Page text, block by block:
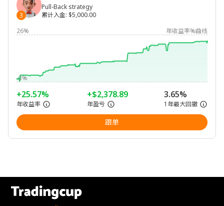
3
Pull-Back strategy
累计入金: $5,000.00
26%
年收益率%曲线
-3%
+25.57%
年收益率
+$2,378.89
年盈亏
3.65%
1年最大回撤
跟单